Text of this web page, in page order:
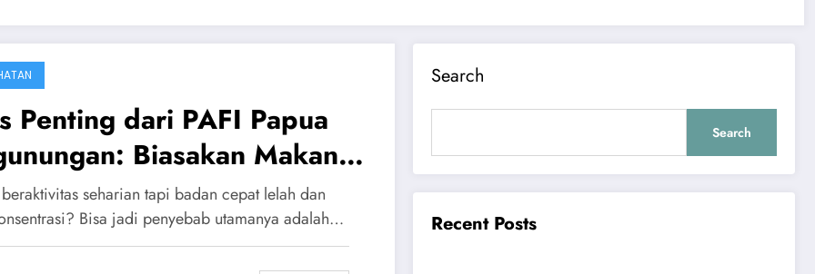
Penting dari PAFI Papua
Biasakan Makan 4
5 Sempurna Sebelum
seharian tapi badan cepat lelah dan
Bisa jadi penyebab utamanya adalah…
Search
Search
Recent Posts